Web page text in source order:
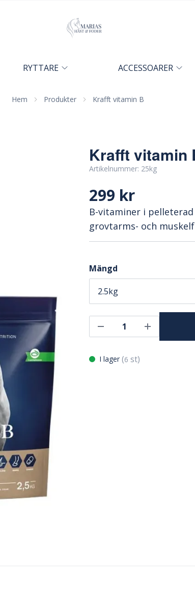
RYTTARE ACCESSOARER
Hem Produkter Krafft vitamin B
Krafft vitamin
Artikelnummer: 25kg
299 kr
B-vitaminer i
grovtarms- och
Mängd
I lager (6 st)